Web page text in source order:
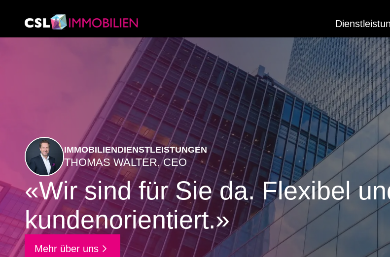
IMMOBILIENDIENSTLEISTUNGEN
THOMAS WALTER, CEO
«Wir sind für Sie da. Flexibel
kundenorientiert.»
Mehr über uns